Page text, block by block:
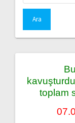
toplam